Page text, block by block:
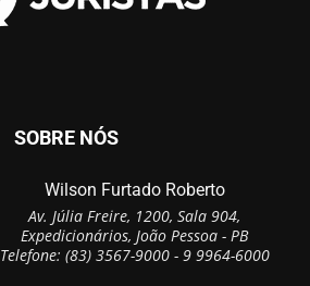
SOBRE NÓS
Wilson Furtado Roberto
Av. Júlia Freire, 1200, Sala 904,
Expedicionários, João Pessoa - PB
Telefone: (83) 3567-9000 - 9 9964-6000